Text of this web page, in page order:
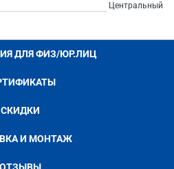
Центральный
ДЛЯ ФИЗ/ЮР.ЛИЦ
СКИДКИ
И МОНТАЖ